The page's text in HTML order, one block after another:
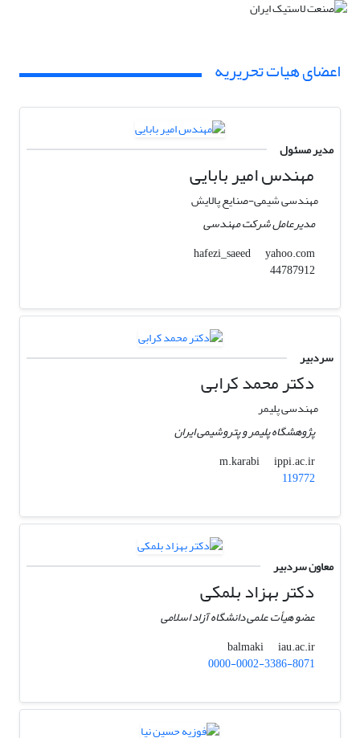
اعضای هیات تحریریه
مدیر مسئول
مهندس امیر بابایی
مهندسی شیمی-صنایع پالایش
مدیرعامل شرکت مهندسی
hafezi_saeed
yahoo.com
44787912
سردبیر
دکتر محمد کرابی
مهندسی پلیمر
پژوهشگاه پلیمر و پتروشیمی ایران
m.karabi
ippi.ac.ir
119772
معاون سردبیر
دکتر بهزاد بلمکی
عضو هیأت علمی دانشگاه آزاد اسلامی
balmaki
iau.ac.ir
0000-0002-3386-8071